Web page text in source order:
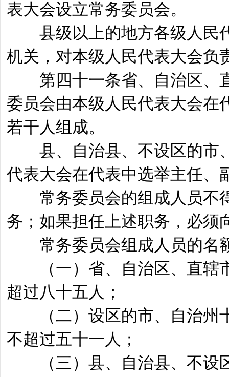
表大会设立常务委员会。
县级以上的地方各级人民代
机关，对本级人民代表大会负
第四十一条省、自治区、直
委员会由本级人民代表大会在
若干人组成。
县、自治县、不设区的市、
代表大会在代表中选举主任、
常务委员会的组成人员不得
务；如果担任上述职务，必须
常务委员会组成人员的名
（一）省、自治区、直辖市
超过八十五人；
（二）设区的市、自治州十
不超过五十一人；
（三）县、自治县、不设区